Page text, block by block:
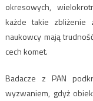
okresowych,
każde takie zbliżenie
naukowcy mają
cech komet.
Badacze z PAN
wyzwaniem, gdyż